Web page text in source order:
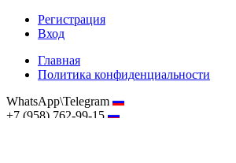
Регистрация
Вход
Главная
Политика конфиденциальности
WhatsApp\Telegram
+7 (958) 762-99-15